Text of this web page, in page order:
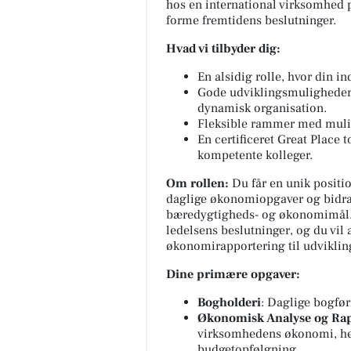
hos en international virksomhed
forme fremtidens beslutninger.
Hvad vi tilbyder dig:
En alsidig rolle, hvor din
Gode
dynamisk organisation.
Fleksible rammer med
En certificeret Great Place
kompetente kolleger.
Om rollen: Du får en unik
daglige økonomiopgaver og
bæredygtigheds- og
ledelsens beslutninger, og du vil
økonomirapportering til
Dine primære opgaver:
Bogholderi: Daglige
Økonomisk Analyse og
virksomhedens økonomi,
SUVERÆN
HUSK ÅBENT LAGERSALG🧽
masser af gode tilbud og en
GRATIS GAVE Torsdag den 6/8-
2026 Fra kl 13-17 Viborgvej
7800 Sk...
Åbn opslaget